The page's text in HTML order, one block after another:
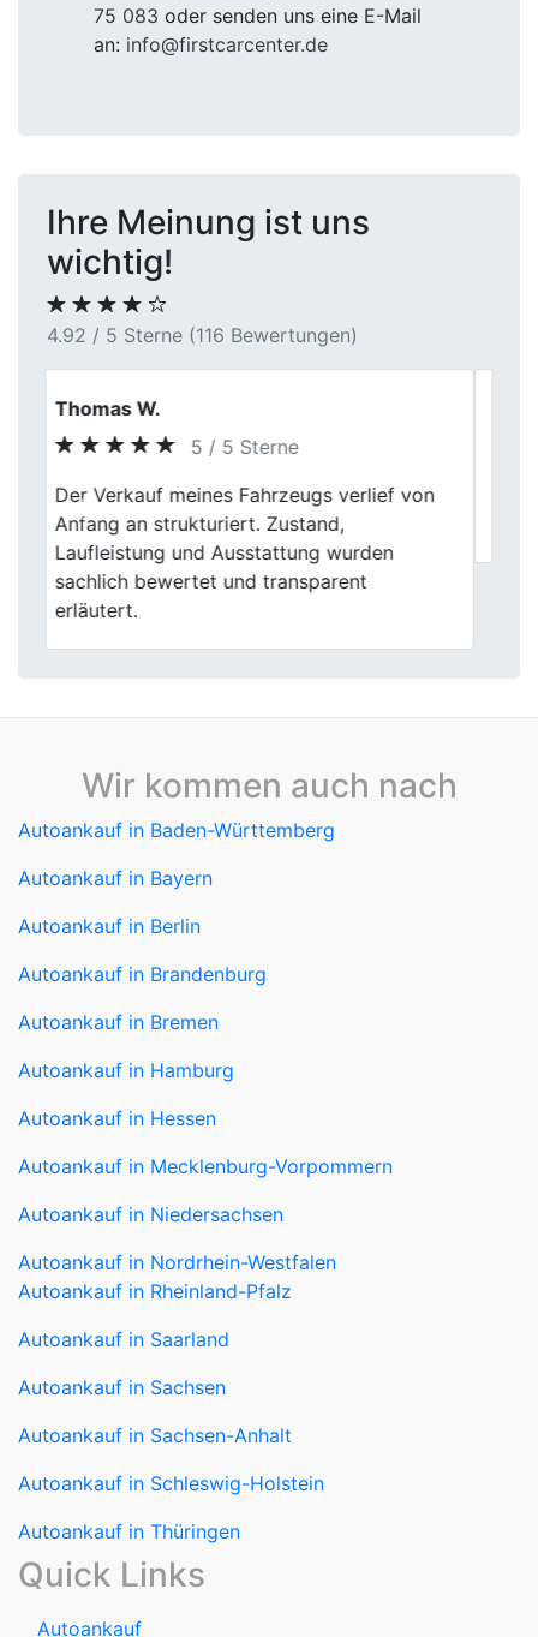
75 083 oder senden uns eine E-Mail
an: info@firstcarcenter.de
Ihre Meinung ist uns
wichtig!
4.92 / 5 Sterne (116 Bewertungen)
Marcel
5 / 5 Sterne
Danke für die nette Beratung, werde euch
weiter empfehlen.
Autoankauf in Bayern
Autoankauf in Berlin
Autoankauf in Brandenburg
Autoankauf in Bremen
Autoankauf in Hamburg
Autoankauf in Hessen
Autoankauf in Mecklenburg-Vorpommern
Autoankauf in Niedersachsen
Autoankauf in Nordrhein-Westfalen
Autoankauf in Rheinland-Pfalz
Autoankauf in Saarland
Autoankauf in Sachsen
Autoankauf in Sachsen-Anhalt
Autoankauf in Schleswig-Holstein
Autoankauf in Thüringen
Quick Links
Autoankauf
Autoverkauf